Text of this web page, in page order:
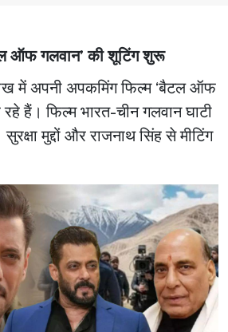
ऑफ गलवान’ की शूटिंग शुरू
में अपनी अपकमिंग फिल्म ‘बैटल ऑफ
हैं। फिल्म भारत-चीन गलवान घाटी
मुद्दों और राजनाथ सिंह से मीटिंग